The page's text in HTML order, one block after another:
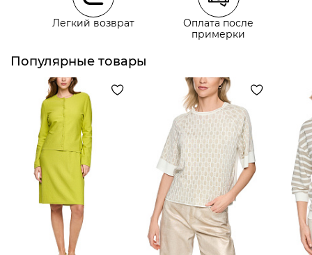
Самовывоз из пункта выдачи СДЭК
Легкий возврат
Оплата после
примерки
Популярные товары